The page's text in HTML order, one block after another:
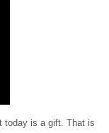
today is a gift. That is